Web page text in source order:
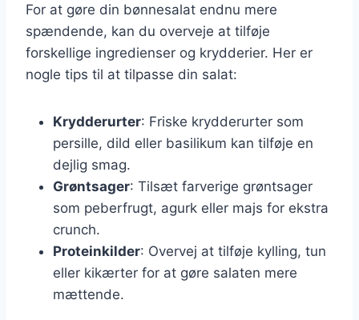
For at gøre din bønnesalat endnu mere
spændende, kan du overveje at tilføje
forskellige ingredienser og krydderier. Her er
nogle tips til at tilpasse din salat:
Krydderurter: Friske krydderurter som
persille, dild eller basilikum kan tilføje en
dejlig smag.
Grøntsager: Tilsæt farverige grøntsager
som peberfrugt, agurk eller majs for ekstra
crunch.
Proteinkilder: Overvej at tilføje kylling, tun
eller kikærter for at gøre salaten mere
mættende.